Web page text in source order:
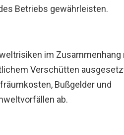
Betriebs gewährleisten.
im Zusammenhang
Verschütten
Bußgelder und
ab.